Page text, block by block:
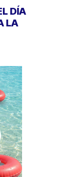
DÍA
LA